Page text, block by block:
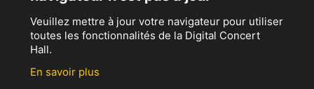
Veuillez mettre à jour votre navigateur pour utiliser
toutes les fonctionnalités de la Digital Concert
Hall.
En savoir plus